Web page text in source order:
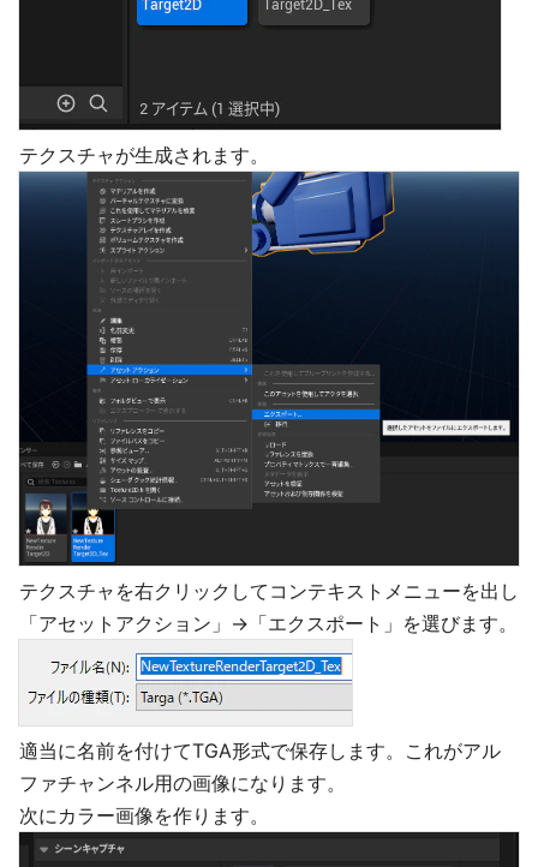
テクスチャが生成されます。
テクスチャを右クリックしてコンテキストメニューを出し
「アセットアクション」→「エクスポート」を選びます。
適当に名前を付けてTGA形式で保存します。これがアル
ファチャンネル用の画像になります。
次にカラー画像を作ります。